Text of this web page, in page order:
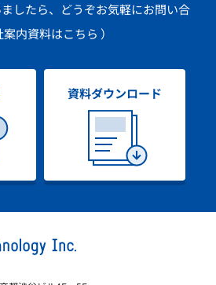
したら、どうぞお気軽にお問い合
案内資料はこちら ）
資料ダウンロード